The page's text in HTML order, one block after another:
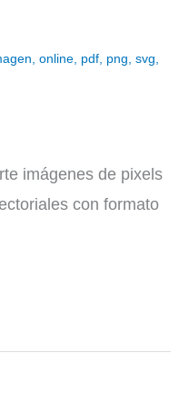
online pdf png svg
imágenes de pixels
con formato